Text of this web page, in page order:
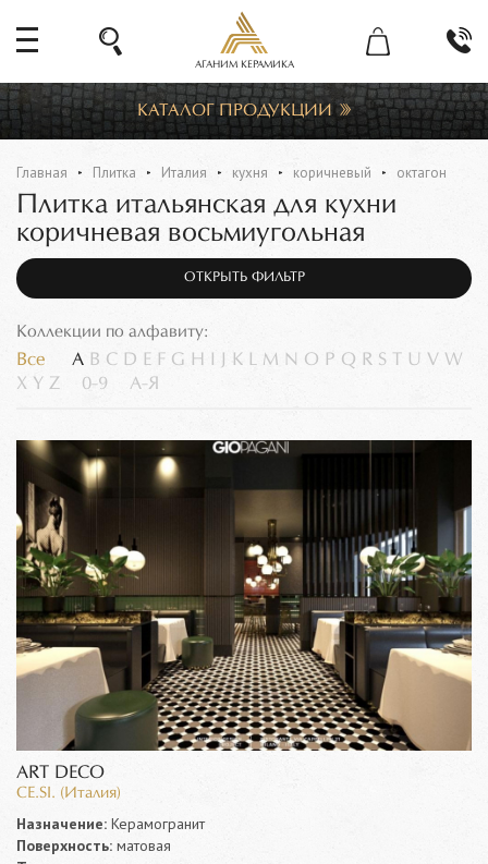
АГАНИМ КЕРАМИКА
КАТАЛОГ ПРОДУКЦИИ
Главная Плитка Италия кухня коричневый октагон
Плитка итальянская для кухни
коричневая восьмиугольная
ОТКРЫТЬ ФИЛЬТР
Коллекции по алфавиту:
Все A B C D E F G H K L M N O P Q R S U V W
X Y Z 0-9 А-Я
ART DECO
CE.SI. (Италия)
Назначение: Керамогранит
Поверхность: матовая